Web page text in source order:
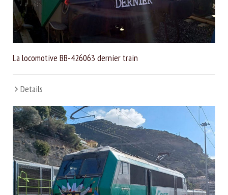
La locomotive BB-426063 dernier train
Details